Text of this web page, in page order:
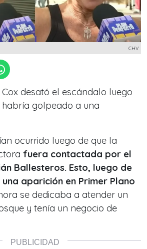
CHV
Cox desató el escándalo luego
golpeado a una
ocurrido luego de que la
fuera contactada por el
Ballesteros. Esto, luego de
aparición en Primer Plano
se dedicaba a atender un
y tenía un negocio de